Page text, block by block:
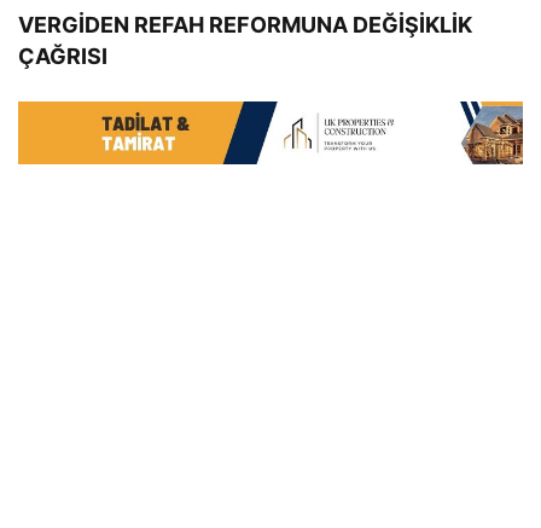
VERGİDEN REFAH REFORMUNA DEĞİŞİKLİK
ÇAĞRISI